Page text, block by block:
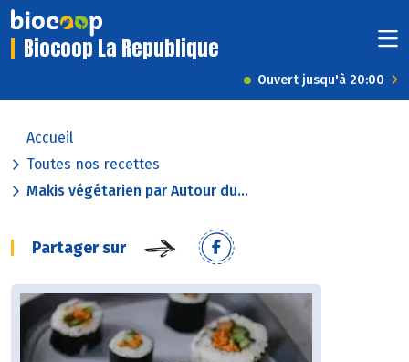
Biocoop La Republique
Ouvert jusqu'à 20:00
Accueil
Toutes nos recettes
Makis végétarien par Autour du...
Partager sur